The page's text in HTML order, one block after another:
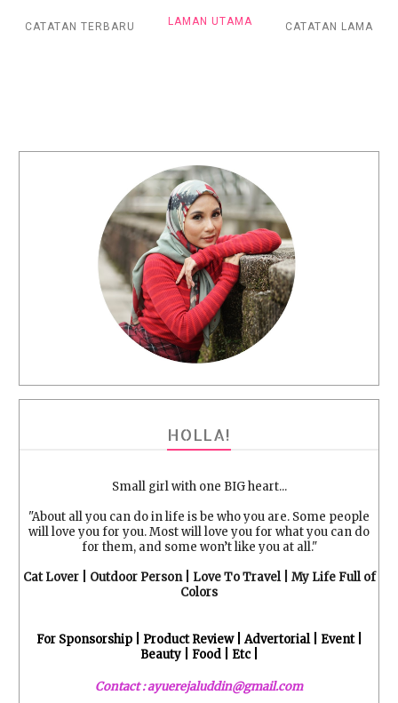
CATATAN TERBARU CATATAN LAMA
LAMAN UTAMA
HOLLA!
Small girl with one BIG heart...
"About all you can do in life is be who you are. Some people
will love you for you. Most will love you for what you can do
for them, and some won’t like you at all."
Cat Lover | Outdoor Person | Love To Travel | My Life Full of
Colors
For Sponsorship | Product Review | Advertorial | Event |
Beauty | Food | Etc |
Contact : ayuerejaluddin@gmail.com